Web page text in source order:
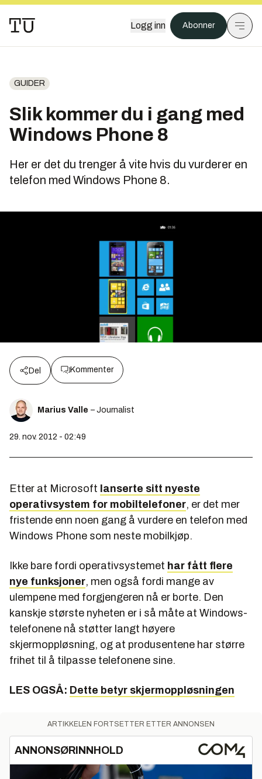
Logg inn Abonner
GUIDER
Slik kommer du i gang med
Windows Phone 8
Her er det du trenger å vite hvis du vurderer en
telefon med Windows Phone 8.
Del Kommenter
Marius Valle – Journalist
29. nov. 2012 - 02:49
Etter at Microsoft lanserte sitt nyeste
operativsystem for mobiltelefoner, er det mer
fristende enn noen gang å vurdere en telefon med
Windows Phone som neste mobilkjøp.
Ikke bare fordi operativsystemet har fått flere
nye funksjoner, men også fordi mange av
ulempene med forgjengeren nå er borte. Den
kanskje største nyheten er i så måte at Windows-
telefonene nå støtter langt høyere
skjermoppløsning, og at produsentene har større
frihet til å tilpasse telefonene sine.
LES OGSÅ: Dette betyr skjermoppløsningen
ARTIKKELEN FORTSETTER ETTER ANNONSEN
ANNONSØRINNHOLD